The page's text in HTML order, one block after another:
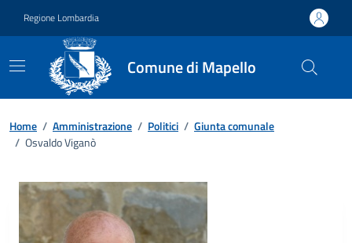
Regione Lombardia
Comune di Mapello
Home / Amministrazione / Politici / Giunta comunale
/ Osvaldo Viganò